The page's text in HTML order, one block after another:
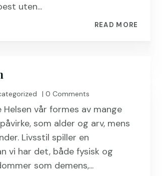
uten...
READ MORE
| 0 Comments
vår formes av mange
som alder og arv, mens
Livsstil spiller en
vi har det, både fysisk og
som demens,...